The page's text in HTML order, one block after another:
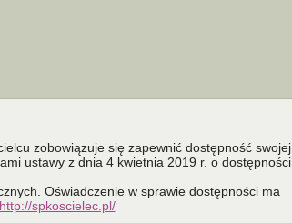
zobowiązuje się zapewnić dostępność swojej
ustawy z dnia 4 kwietnia 2019 r. o dostępności
Oświadczenie w sprawie dostępności ma
http://spkoscielec.pl/